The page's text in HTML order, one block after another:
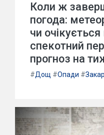
Коли ж
погода:
чи очікується
спекотний
прогноз на
#Дощ #Опади #